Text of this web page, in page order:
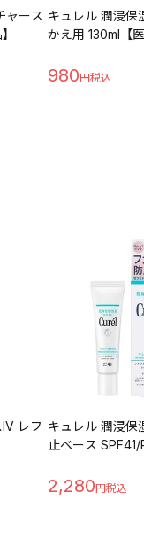
ャース キュレル 潤浸保
かえ用 130ml【
980
レフ キュレル 潤浸保
止ベース
2,280